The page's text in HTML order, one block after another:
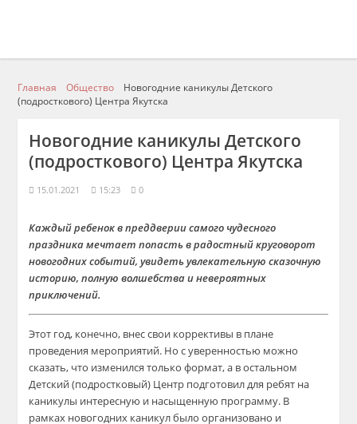
Главная Общество
Новогодние каникулы Детского
(подросткового) Центра Якутска
Новогодние каникулы Детского
(подросткового) Центра Якутска
15.01.2021 15:23 0
Каждый ребенок в преддверии самого чудесного
праздника мечтает попасть в радостный круговорот
новогодних событий, увидеть увлекательную сказочную
историю, полную волшебства и невероятных
приключений.
Этот год, конечно, внес свои коррективы в плане
проведения мероприятий. Но с уверенностью можно
сказать, что изменился только формат, а в остальном
Детский (подростковый) Центр подготовил для ребят на
каникулы интересную и насыщенную программу. В
рамках новогодних каникул было организовано и